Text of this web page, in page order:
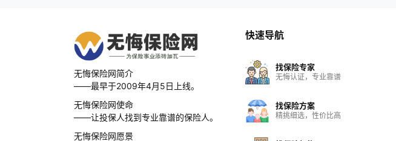
无悔保险网简介
——最早于2009年4月5日上线。
无悔保险网使命
——让投保人找到专业靠谱的保险人。
无悔保险网愿景
快速导航
找保险专家
无悔认证，专业靠谱
找保险方案
精挑细选，性价比高